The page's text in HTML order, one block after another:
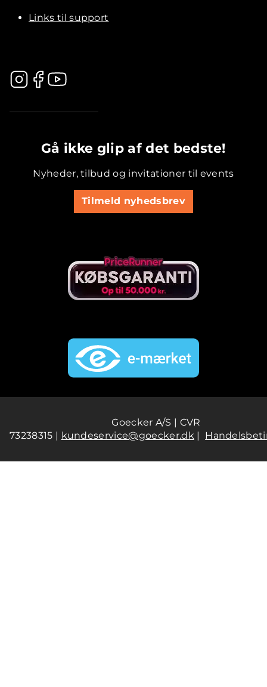
Links til support
Gå ikke glip af det bedste!
Nyheder, tilbud og invitationer til events
Tilmeld nyhedsbrev
Goecker A/S | CVR
73238315 | kundeservice@goecker.dk|